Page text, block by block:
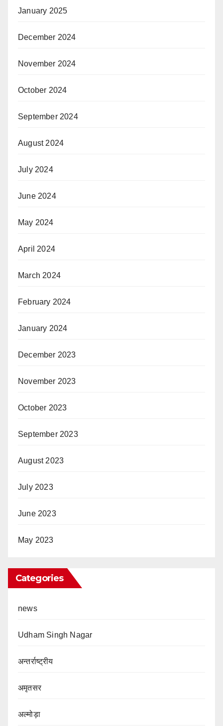
January 2025
December 2024
November 2024
October 2024
September 2024
August 2024
July 2024
June 2024
May 2024
April 2024
March 2024
February 2024
January 2024
December 2023
November 2023
October 2023
September 2023
August 2023
July 2023
June 2023
May 2023
Categories
news
Udham Singh Nagar
अन्तर्राष्ट्रीय
अमृतसर
अल्मोड़ा